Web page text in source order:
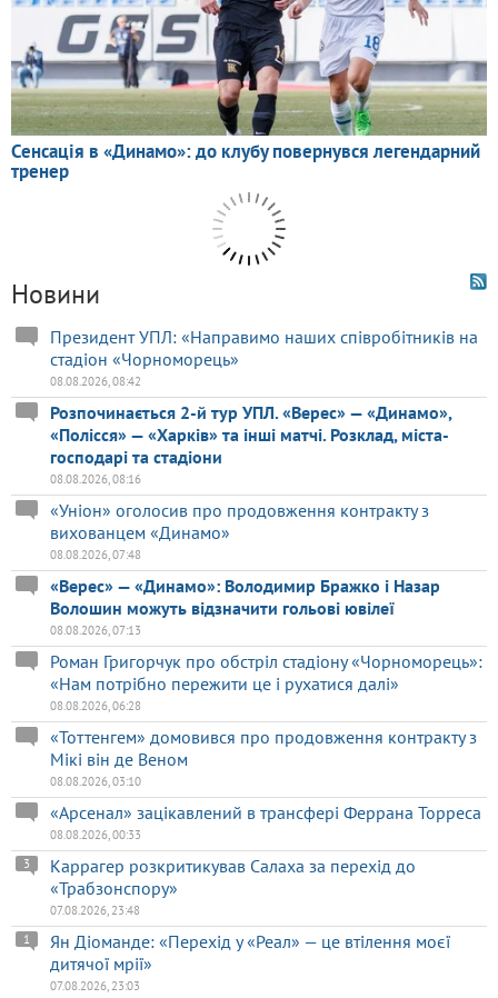
Новини
Президент УПЛ: «Направимо наших співробітників на
стадіон «Чорноморець»
08.08.2026, 08:42
Розпочинається 2-й тур УПЛ. «Верес» — «Динамо»,
«Полісся» — «Харків» та інші матчі. Розклад, міста-
господарі та стадіони
08.08.2026, 08:16
«Уніон» оголосив про продовження контракту з
вихованцем «Динамо»
08.08.2026, 07:48
«Верес» — «Динамо»: Володимир Бражко і Назар
Волошин можуть відзначити гольові ювілеї
08.08.2026, 07:13
Роман Григорчук про обстріл стадіону «Чорноморець»:
«Нам потрібно пережити це і рухатися далі»
08.08.2026, 06:28
«Тоттенгем» домовився про продовження контракту з
Мікі він де Веном
08.08.2026, 03:10
«Арсенал» зацікавлений в трансфері Феррана Торреса
08.08.2026, 00:33
Каррагер розкритикував Салаха за перехід до
«Трабзонспору»
3
07.08.2026, 23:48
Ян Діоманде: «Перехід у «Реал» — це втілення моєї
дитячої мрії»
1
07.08.2026, 23:03